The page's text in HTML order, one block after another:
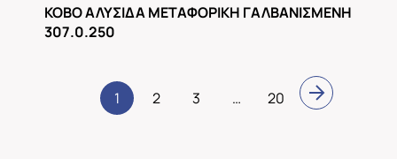
KOBO ΑΛΥΣΙΔΑ ΜΕΤΑΦΟΡΙΚΗ ΓΑΛΒΑΝΙΣΜΕΝΗ
307.0.250
1 2 3 … 20